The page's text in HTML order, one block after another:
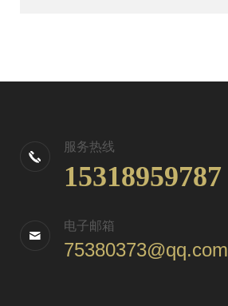
服务热线
15318959787
电子邮箱
75380373@qq.com